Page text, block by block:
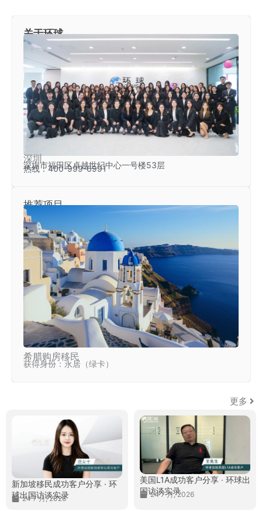
关于环球
深圳
深圳市福田区卓越世纪中心一号楼53层
热线：400-999-6991
推荐项目
希腊购房移民
获得身份：永居（绿卡）
更多
新加坡移民成功客户分享 · 环
球出国访谈实录
24 7 月, 2026
美国L1A成功客户分享 · 环球出
国访谈实录
24 7 月, 2026